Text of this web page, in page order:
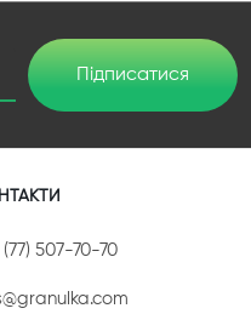
Підписатися
(77) 507-70-70